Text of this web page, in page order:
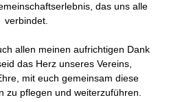
das uns alle
verbindet.
allen meinen aufrichtigen Dank
das Herz unseres Vereins,
mit euch gemeinsam diese
zu pflegen und weiterzuführen.